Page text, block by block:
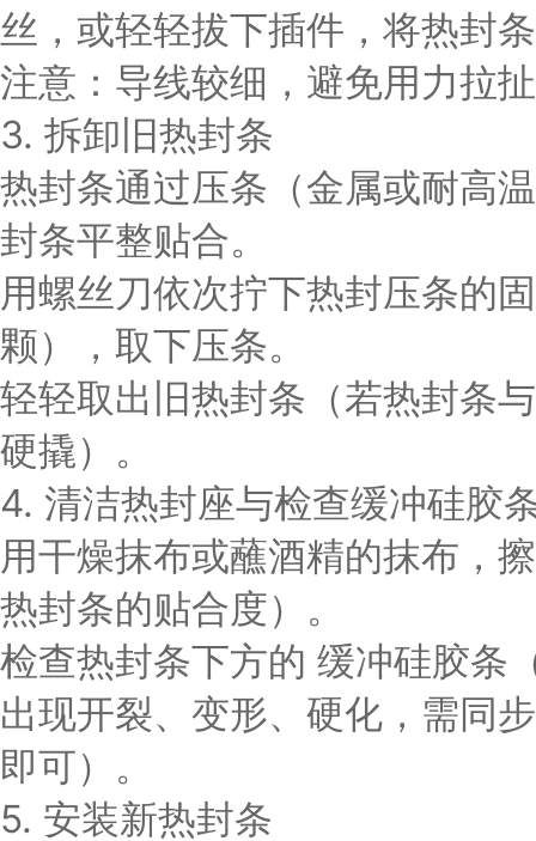
丝，或轻轻拔下插件，将热封
注意：导线较细，避免用力拉
3. 拆卸旧热封条
热封条通过压条（金属或耐高
封条平整贴合。
用螺丝刀依次拧下热封压条的
颗），取下压条。
轻轻取出旧热封条（若热封条
硬撬）。
4. 清洁热封座与检查缓冲硅胶
用干燥抹布或蘸酒精的抹布，
热封条的贴合度）。
检查热封条下方的 缓冲硅胶条
出现开裂、变形、硬化，需同
即可）。
5. 安装新热封条